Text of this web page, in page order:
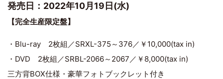
発売日：2022年10月19日(水)
【完全生産限定盤】
・Blu-ray 2枚組／SRXL-375～376／￥10,000(tax in)
・DVD 2枚組／SRBL-2066～2067／￥8,000(tax in)
三方背BOX仕様・豪華フォトブックレット付き